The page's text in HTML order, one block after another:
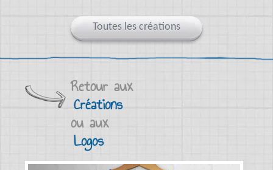
Toutes les créations
Retour aux
Créations
ou aux
Logos